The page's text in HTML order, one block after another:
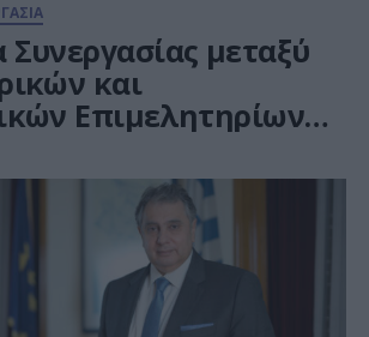
μεταξύ
και
Επιμελητηρίων
Πειραιά